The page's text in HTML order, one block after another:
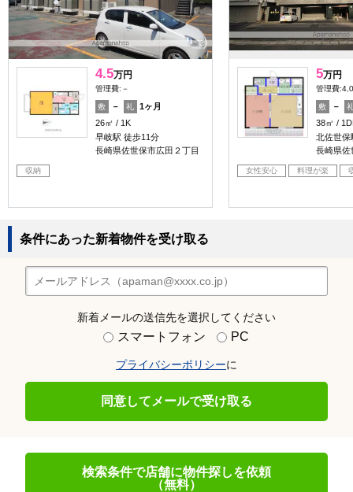
4.5万円
管理費:－
敷 － 礼
1ヶ月
26㎡
1K
早岐駅 徒歩11分
長崎県佐世保市広田２丁目
収納
5万円
管理費
敷 －
38㎡
北佐世保
長崎県佐
女性安心 料理が楽
条件にあった新着物件を受け取る
新着メールの送信先を選択してください
スマートフォン PC
プライバシーポリシーに
同意してメールで受け取る
検索条件で店舗に物件探しを依頼
（無料）